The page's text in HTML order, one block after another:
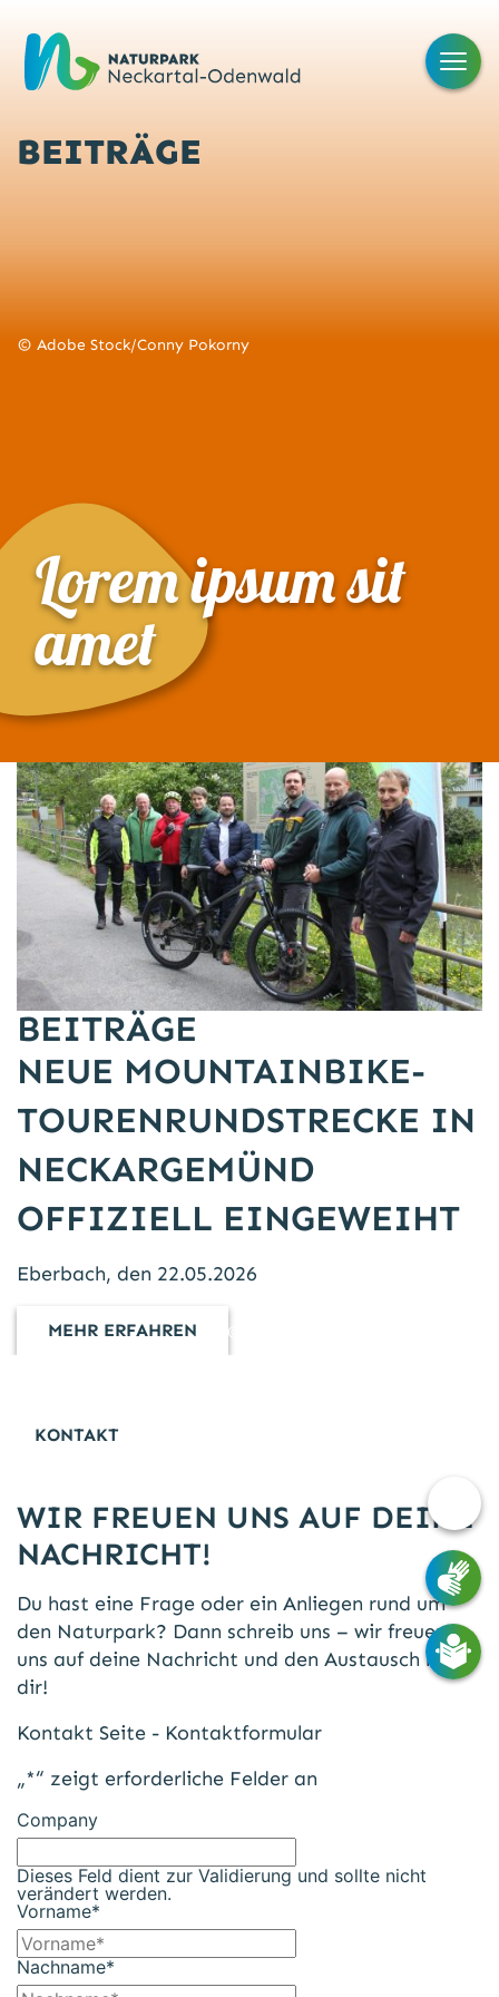
BEITRÄGE
Adobe Stock/Conny Pokorny
Lorem ipsum sit
amet
Unser Foto zeigt v.l.n.r.: Otto Stölzle TV Kleingemünd,
BEITRÄGE
NEUE MOUNTAINBIKE-
TOURENRUNDSTRECKE IN
NECKARGEMÜND
OFFIZIELL EINGEWEIHT
Eberbach, den 22.05.2026
MEHR ERFAHREN
KONTAKT
WIR FREUEN UNS AUF DEINE
NACHRICHT!
Du hast eine Frage oder ein Anliegen rund um
den Naturpark? Dann schreib uns – wir freuen
uns auf deine Nachricht und den Austausch mit
dir!
Kontakt Seite - Kontaktformular
„*“ zeigt erforderliche Felder an
Company
Dieses Feld dient zur Validierung und sollte nicht
verändert werden.
Vorname*
Nachname*